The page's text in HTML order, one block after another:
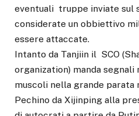
eventuali truppe inviate sul
considerate un obbiettivo
essere attaccate.
Intanto da Tanjiin il SCO
organization) manda
muscoli nella grande
Pechino da Xijinping alla